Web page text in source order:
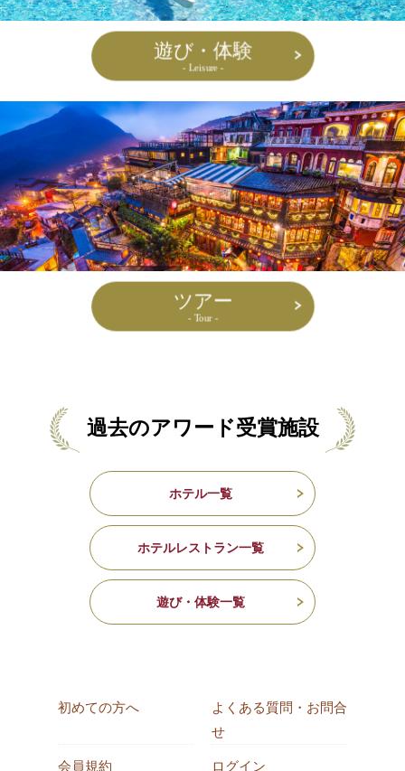
遊び・体験
- Leisure -
ツアー
- Tour -
過去のアワード受賞施設
ホテル一覧
ホテルレストラン一覧
遊び・体験一覧
初めての方へ
よくある質問・お問合
せ
会員規約 ログイン